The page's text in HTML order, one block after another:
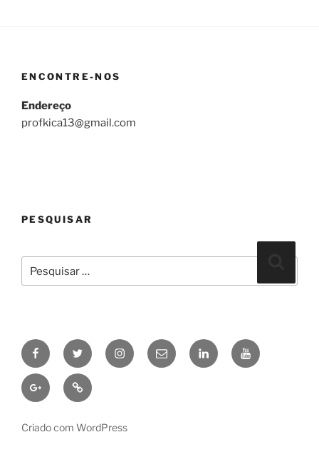
ENCONTRE-NOS
Endereço
profkica13@gmail.com
PESQUISAR
Pesquisar
por:
FacebookTwitter InstagramEmail linkedin Youtube
Google+Pinterest
Criado com WordPress